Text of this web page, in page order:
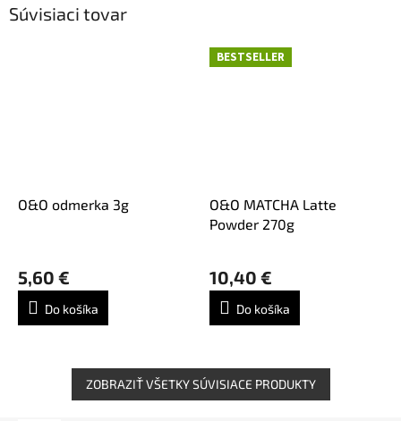
Súvisiaci tovar
O&O odmerka 3g
5,60 €
Do košíka
BESTSELLER
O&O MATCHA Latte
Powder 270g
10,40 €
Do košíka
ZOBRAZIŤ VŠETKY SÚVISIACE PRODUKTY